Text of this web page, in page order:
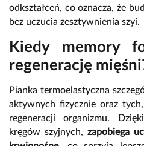
odkształceń, co oznacza, że
bez uczucia zesztywnienia szyi.
Kiedy memory
regenerację
Pianka termoelastyczna
aktywnych fizycznie oraz
regeneracji organizmu.
kręgów szyjnych, zapobiega